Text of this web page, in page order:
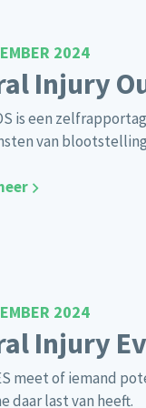
2024
Injury
is een
van
2024
Injury
meet of iemand
daar last van heeft.